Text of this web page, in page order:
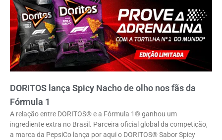
DORITOS lança Spicy Nacho de olho nos fãs da
Fórmula 1
A relação entre DORITOS® e a Fórmula 1® ganhou um
ingrediente extra no Brasil. Parceira oficial global da competição,
a marca da PepsiCo lança por aqui o DORITOS® Sabor Spicy